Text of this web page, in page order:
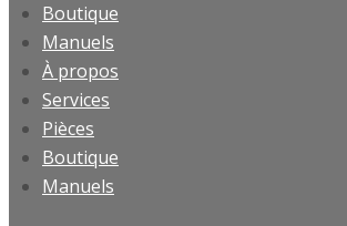
Boutique
Manuels
À propos
Services
Pièces
Boutique
Manuels